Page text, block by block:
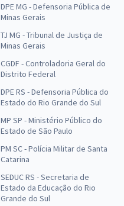
DPE MG - Defensoria Pública de
Minas Gerais
TJ MG - Tribunal de Justiça de
Minas Gerais
CGDF - Controladoria Geral do
Distrito Federal
DPE RS - Defensoria Pública do
Estado do Rio Grande do Sul
MP SP - Ministério Público do
Estado de São Paulo
PM SC - Polícia Militar de Santa
Catarina
SEDUC RS - Secretaria de
Estado da Educação do Rio
Grande do Sul